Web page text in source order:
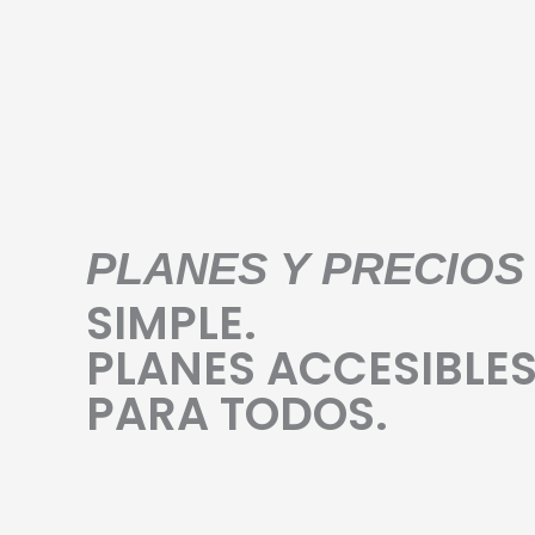
PLANES Y PRECIOS
SIMPLE.
PLANES
PARA TODOS.